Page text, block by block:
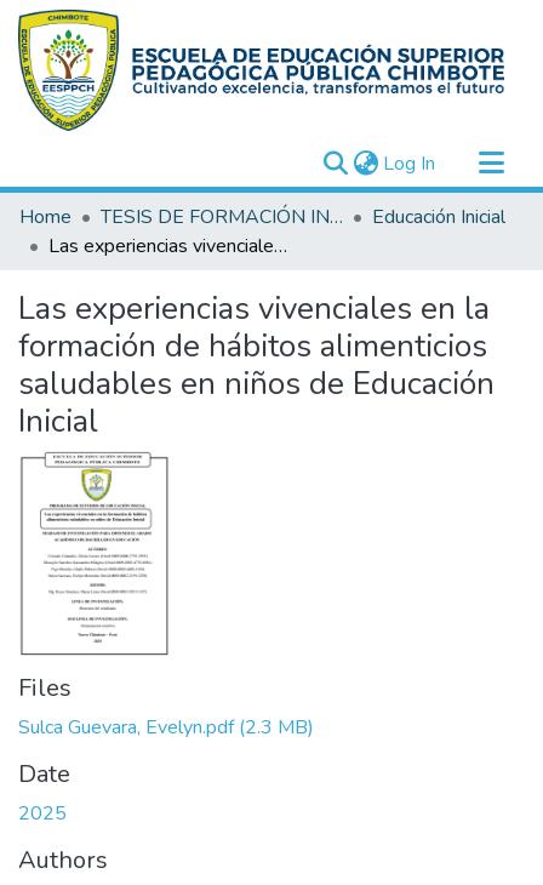
Log In (current)
Communities & Collections
All of DSpace
Home TESIS DE FORMACIÓN INICIAL DOCENTE (FID)
Educación Inicial
Las experiencias vivenciales en la formación de hábitos alimenticios saludables en niños de Educación Inicial
Las experiencias vivenciales en la
formación de hábitos alimenticios
saludables en niños de Educación
Inicial
Files
Sulca Guevara, Evelyn.pdf(2.3 MB)
Date
2025
Authors